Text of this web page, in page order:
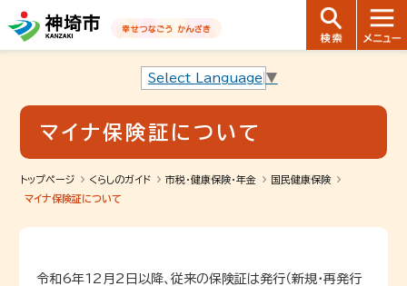
音声読み上げ用ナビゲーションです。
本文へ移動します
ページ最後（フッター）へ移動します
音声読み上げ用ナビゲーションはここまでです。
Select Language ▼
マイナ保険証について
トップページ くらしのガイド 市税・健康保険・年金
国民健康保険
マイナ保険証について
令和6年12月2日以降、従来の保険証は発行（新規・再発行